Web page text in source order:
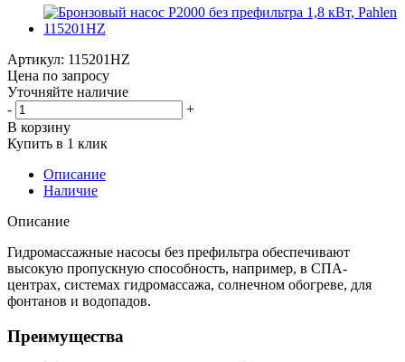
Артикул: 115201HZ
Цена по запросу
Уточняйте наличие
-
+
В корзину
Купить в 1 клик
Описание
Наличие
Описание
Гидромассажные насосы без префильтра обеспечивают
высокую пропускную способность, например, в СПА-
центрах, системах гидромассажа, солнечном обогреве, для
фонтанов и водопадов.
Преимущества